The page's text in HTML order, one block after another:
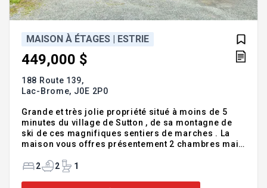
MAISON À ÉTAGES | ESTRIE
449,000 $
188 Route 139,
Lac-Brome, J0E 2P0
Grande et très jolie propriété situé à moins de 5
minutes du village de Sutton , de sa montagne de
ski de ces magnifiques sentiers de marches . La
maison vous offres présentement 2 chambres mais
une possibilité d'acheter tout meublé . INCLUSIONS
2 2 1